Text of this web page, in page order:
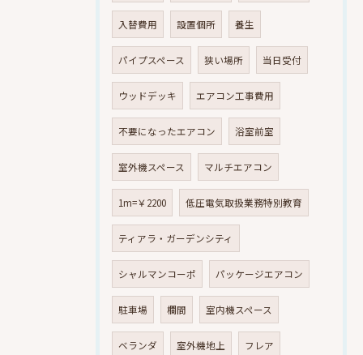
入替費用 設置個所 養生
パイプスペース 狭い場所 当日受付
ウッドデッキ エアコン工事費用
不要になったエアコン 浴室前室
室外機スペース マルチエアコン
1m=￥2200 低圧電気取扱業務特別教育
ティアラ・ガーデンシティ
シャルマンコーポ パッケージエアコン
駐車場 欄間 室内機スペース
ベランダ 室外機地上 フレア